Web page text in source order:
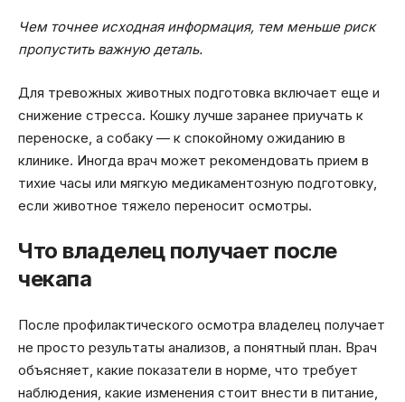
Чем точнее исходная информация, тем меньше риск
пропустить важную деталь.
Для тревожных животных подготовка включает еще и
снижение стресса. Кошку лучше заранее приучать к
переноске, а собаку — к спокойному ожиданию в
клинике. Иногда врач может рекомендовать прием в
тихие часы или мягкую медикаментозную подготовку,
если животное тяжело переносит осмотры.
Что владелец получает после
чекапа
После профилактического осмотра владелец получает
не просто результаты анализов, а понятный план. Врач
объясняет, какие показатели в норме, что требует
наблюдения, какие изменения стоит внести в питание,